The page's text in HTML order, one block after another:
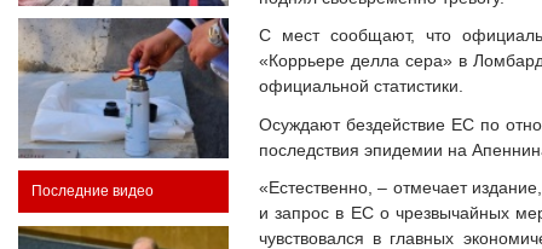
Последние видео
С мест сообщают, что
«Коррьере делла сера» в
официальной статистики.
Осуждают бездействие ЕС по
последствия эпидемии на
«Естественно, – отмечает
и запрос в ЕС о чрезвычайных
чувствовался в главных